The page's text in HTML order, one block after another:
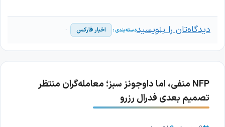
اخبار فارکس دیدگاه‌تان را بنویسید
NFP منفی، اما داوجونز سبز؛ معامله‌گران منتظر
تصمیم بعدی فدرال رزرو